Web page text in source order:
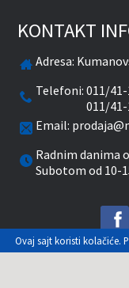
KONTAKT
Adresa:
Telefoni:011/
011/
Email:
Radnim danima
Subotom od 10-
Ovaj sajt koristi kolačiće.